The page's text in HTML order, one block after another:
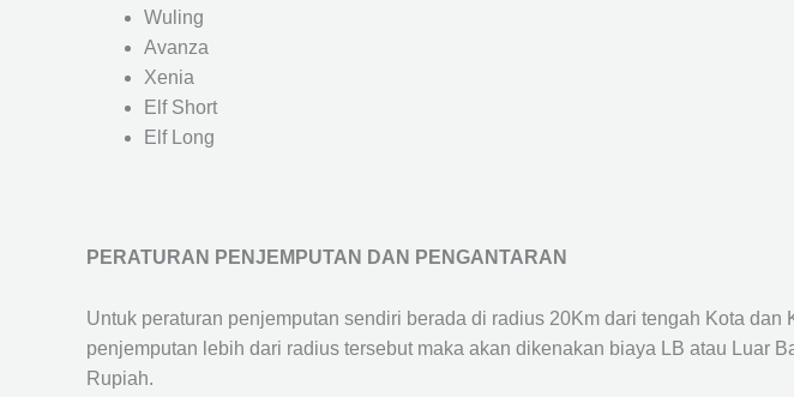
Wuling
Avanza
Xenia
Elf Short
Elf Long
PERATURAN PENJEMPUTAN DAN PENGANTARAN
Untuk peraturan penjemputan sendiri berada di radius 20Km dari tengah Kota
penjemputan lebih dari radius tersebut maka akan dikenakan biaya LB atau Luar
Rupiah.